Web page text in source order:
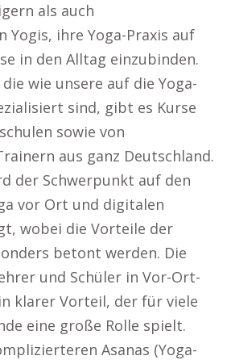
als auch
ihre Yoga-Praxis auf
in den Alltag einzubinden.
wie unsere auf die Yoga-
sind, gibt es Kurse
sowie von
aus ganz Deutschland.
der Schwerpunkt auf den
vor Ort und digitalen
wobei die Vorteile der
betont werden. Die
und Schüler in Vor-Ort-
klarer Vorteil, der für viele
eine große Rolle spielt.
Asanas (Yoga-